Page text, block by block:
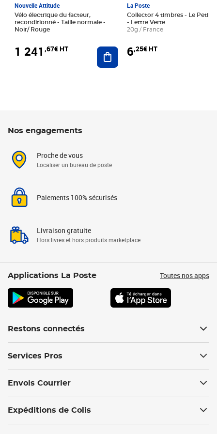
Nouvelle Attitude
Vélo électrique du facteur,
reconditionné - Taille normale -
Noir/ Rouge
1 241 ,67€ HT Ajouter au panier
La Poste
Collector 4 timbres - Le Petit
- Lettre Verte
20g / France
6,25€ HT
Nos engagements
Proche de vous
Localiser un bureau de poste
Paiements 100% sécurisés
Livraison gratuite
Hors livres et hors produits marketplace
Applications La Poste Toutes nos apps
Restons connectés
Services Pros
Envois Courrier
Expéditions de Colis